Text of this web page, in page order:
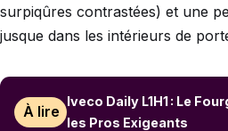
surpiqûres contrastées) et une
jusque dans les intérieurs de
À lire
Iveco Daily L1H1 : Le
les Pros Exigeants